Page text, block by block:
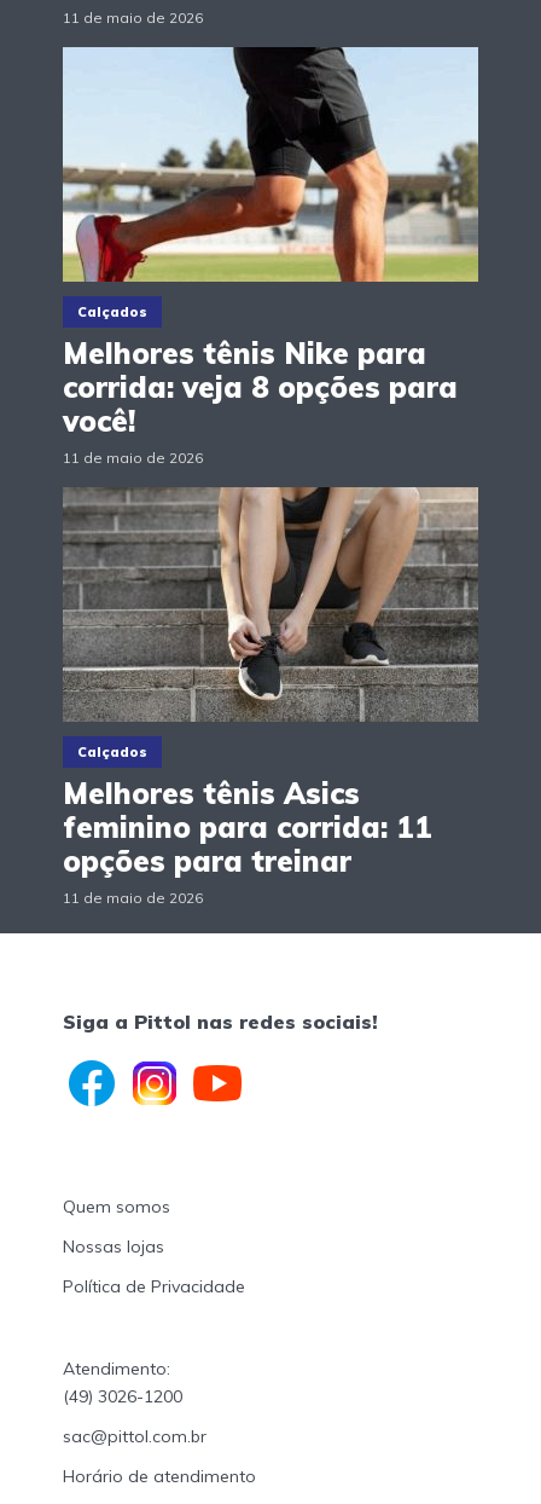
11 de maio de 2026
Calçados
Melhores tênis Nike para
corrida: veja 8 opções para
você!
11 de maio de 2026
Calçados
Melhores tênis Asics
feminino para corrida: 11
opções para treinar
11 de maio de 2026
Siga a Pittol nas redes sociais!
Quem somos
Nossas lojas
Política de Privacidade
Atendimento:
(49) 3026-1200
sac@pittol.com.br
Horário de atendimento